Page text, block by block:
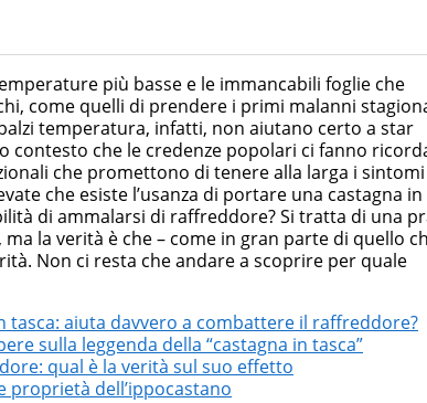
e processi di integrazione e attivo nel campo della
di America Latina e Spagna. Collabora con
dell'Associazione Culturale "La Biblioteca del
più basse e le immancabili foglie che
come quelli di prendere i primi malanni
temperatura, infatti, non aiutano certo a star
contesto che le credenze popolari ci fanno
che promettono di tenere alla larga i sintomi
che esiste l’usanza di portare una castagna in
di ammalarsi di raffreddore? Si tratta di una
la verità è che – come in gran parte di quello
Non ci resta che andare a scoprire per quale
tasca: aiuta davvero a combattere il raffreddore?
sulla leggenda della “castagna in tasca”
qual è la verità sul suo effetto
proprietà dell’ippocastano